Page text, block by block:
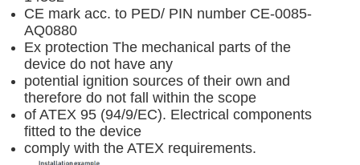
CE mark acc. to PED/ PIN number CE-0085-
AQ0880
Ex protection The mechanical parts of the
device do not have any
potential ignition sources of their own and
therefore do not fall within the scope
of ATEX 95 (94/9/EC). Electrical components
fitted to the device
comply with the ATEX requirements.